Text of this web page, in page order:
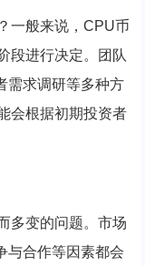
一般来说，CPU币
段进行决定。团队
需求调研等多种方
会根据初期投资者
多变的问题。市场
与合作等因素都会